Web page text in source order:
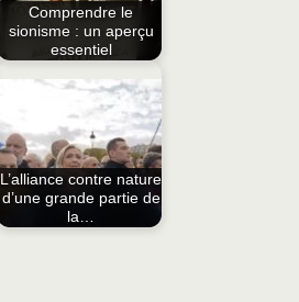
Comprendre le
sionisme : un aperçu
essentiel
L’alliance contre nature
d’une grande partie de
la…